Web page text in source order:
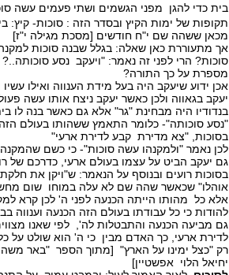
בית כדי להגן מפני הגשמים ושתי פעמים עשה
תקופות של ימות הקיץ ובסדר הזה : סוכות- קיץ:
מכאן ששהה שם י"ח חודשים [מסכת מגילה י"ז]
אך מתעוררת כאן שאלה: בגלל שבנה סוכות
סוכות? הרי לפני זה נאמר: "ויעקב נסע
מספרת על כך התורה?
אכן ידוע שיעקב היה בעל מידת הענווה ואילו
יעקב בגאווה ולכן כאשר יעקב ניצח אותו עשה
בנדודיו היה מבחינת "גר" אלא גם כאשר בנה לו
"נסע סוכותה"- כלומר התאמץ ששהותו בעולם
בסוכות, "צא מדירת קבע לדירת ארעי"
לכן נאמר "ולמקנהו עשה סוכות"- כי כשם
גם יעקב הביט על עצמו בעולם ארעי, כדרכם של
בסוכות רועים ובנוסף על הנאמר: ש"ויקן את
אוהלו" שכאשר שהה שם לא עלה במוחו שום
אלא כל מהותו הייתה הכנעה לפני ה' לכן קרא
להודות כי כל עבודתו בעולם הזה הכנעה וענווה
גם מביעה הכנעה והתבטלות לה', לפי שאנו
לדירת ארעי, כך האדם מבין כי ה' הוא שולט על
רק "כצל ימינו על הארץ" [מתוך הספר "באר
יחיאל הלוי אפשטיין]